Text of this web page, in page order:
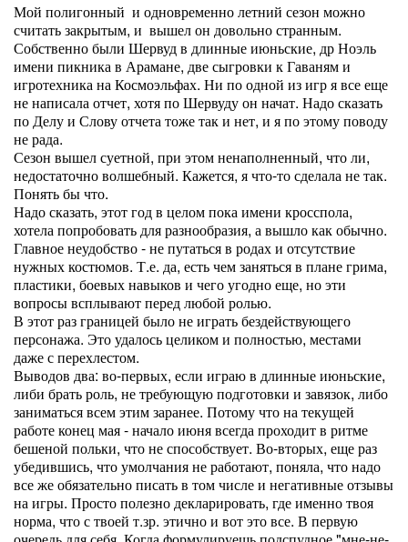
Мой полигонный и одновременно летний сезон можно
считать закрытым, и вышел он довольно странным.
Собственно были Шервуд в длинные июньские, др Ноэль
имени пикника в Арамане, две сыгровки к Гаваням и
игротехника на Космоэльфах. Ни по одной из игр я все еще
не написала отчет, хотя по Шервуду он начат. Надо сказать
по Делу и Слову отчета тоже так и нет, и я по этому поводу
не рада.
Сезон вышел суетной, при этом ненаполненный, что ли,
недостаточно волшебный. Кажется, я что-то сделала не так.
Понять бы что.
Надо сказать, этот год в целом пока имени кросспола,
хотела попробовать для разнообразия, а вышло как обычно.
Главное неудобство - не путаться в родах и отсутствие
нужных костюмов. Т.е. да, есть чем заняться в плане грима,
пластики, боевых навыков и чего угодно еще, но эти
вопросы всплывают перед любой ролью.
В этот раз границей было не играть бездействующего
персонажа. Это удалось целиком и полностью, местами
даже с перехлестом.
Выводов два: во-первых, если играю в длинные июньские,
либи брать роль, не требующую подготовки и завязок, либо
заниматься всем этим заранее. Потому что на текущей
работе конец мая - начало июня всегда проходит в ритме
бешеной польки, что не способствует. Во-вторых, еще раз
убедившись, что умолчания не работают, поняла, что надо
все же обязательно писать в том числе и негативные отзывы
на игры. Просто полезно декларировать, где именно твоя
норма, что с твоей т.зр. этично и вот это все. В первую